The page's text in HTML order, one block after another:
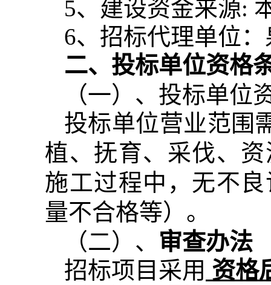
5、建设资金来源:
6、招标代理单位
二、投标单位资格
（一）、投标单位
投标单位营业范围
植、抚育、采伐、
施工过程中，无不
量不合格等）。
（二）、 审查办法
招标项目采用 资格